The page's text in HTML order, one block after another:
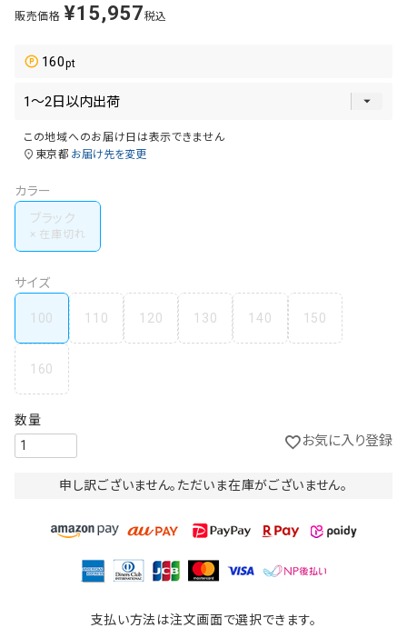
販売価格 ¥15,957税込
160
この地域へのお届け日は表示できません
東京都 お届け先を変更
カラー
ブラック
サイズ
100 110 120 130 140 150
160
お気に入り登録
申し訳ございません。ただいま在庫がございません。
支払い方法は注文画面で選択できます。